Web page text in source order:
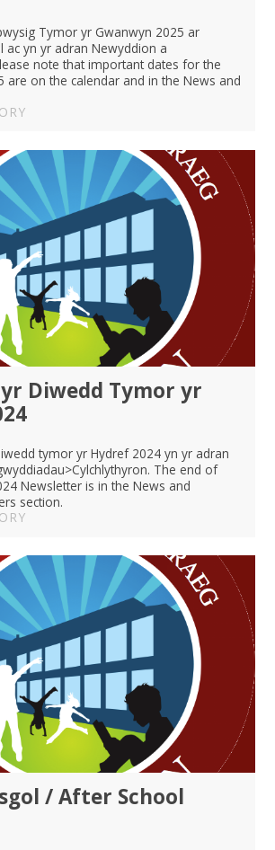
Tymor yr Gwanwyn 2025 ar
ac yn yr adran Newyddion a
note that important dates for the
are on the calendar and in the News and
Diwedd Tymor yr
tymor yr Hydref 2024 yn yr adran
The end of
Newsletter is in the News and
section.
/ After School